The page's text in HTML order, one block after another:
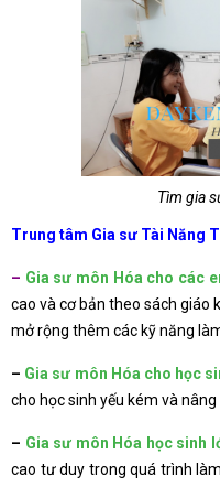
Tìm gia
Trung tâm Gia sư Tài Năng
– Gia sư môn Hóa cho các
cao và cơ bản theo sách giáo
mở rộng thêm các kỹ năng
– Gia sư môn Hóa cho học
cho học sinh yếu kém và
– Gia sư môn Hóa học sinh
cao tư duy trong quá trình